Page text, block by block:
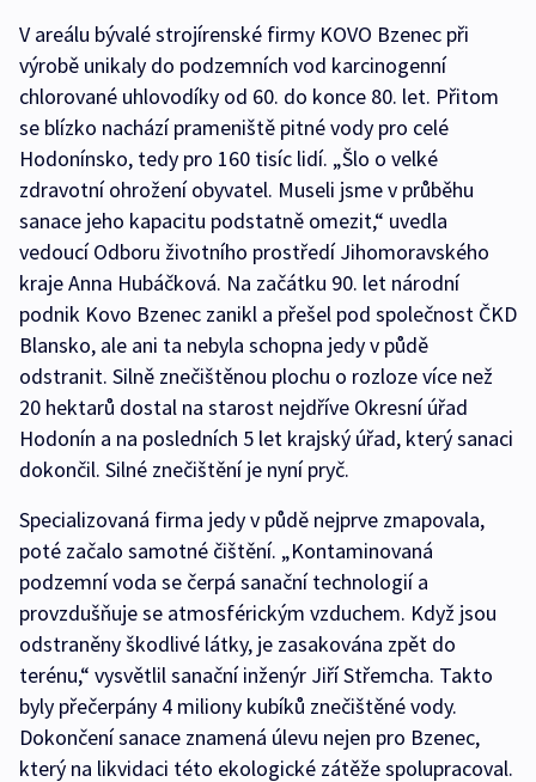
V areálu bývalé strojírenské firmy KOVO Bzenec při
výrobě unikaly do podzemních vod karcinogenní
chlorované uhlovodíky od 60. do konce 80. let. Přitom
se blízko nachází prameniště pitné vody pro celé
Hodonínsko, tedy pro 160 tisíc lidí. „Šlo o velké
zdravotní ohrožení obyvatel. Museli jsme v průběhu
sanace jeho kapacitu podstatně omezit,“ uvedla
vedoucí Odboru životního prostředí Jihomoravského
kraje Anna Hubáčková. Na začátku 90. let národní
podnik Kovo Bzenec zanikl a přešel pod společnost ČKD
Blansko, ale ani ta nebyla schopna jedy v půdě
odstranit. Silně znečištěnou plochu o rozloze více než
20 hektarů dostal na starost nejdříve Okresní úřad
Hodonín a na posledních 5 let krajský úřad, který sanaci
dokončil. Silné znečištění je nyní pryč.
Specializovaná firma jedy v půdě nejprve zmapovala,
poté začalo samotné čištění. „Kontaminovaná
podzemní voda se čerpá sanační technologií a
provzdušňuje se atmosférickým vzduchem. Když jsou
odstraněny škodlivé látky, je zasakována zpět do
terénu,“ vysvětlil sanační inženýr Jiří Střemcha. Takto
byly přečerpány 4 miliony kubíků znečištěné vody.
Dokončení sanace znamená úlevu nejen pro Bzenec,
který na likvidaci této ekologické zátěže spolupracoval.